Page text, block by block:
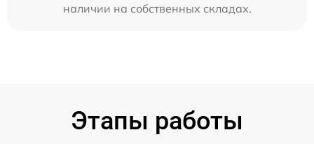
наличии на собственных складах.
Этапы работы